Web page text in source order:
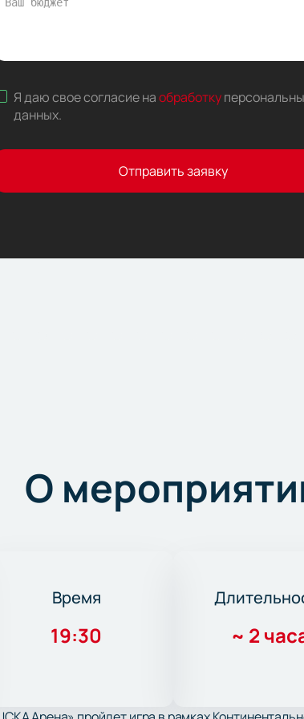
Я даю свое согласие наобработку
данных.
Отправить заявку
О
Время
19:30 ~ 2